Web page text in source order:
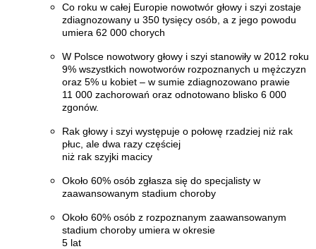
Co roku w całej Europie nowotwór głowy i szyi zostaje
zdiagnozowany u 350 tysięcy osób, a z jego powodu
umiera 62 000 chorych
W Polsce nowotwory głowy i szyi stanowiły w 2012 roku
9% wszystkich nowotworów rozpoznanych u mężczyzn
oraz 5% u kobiet – w sumie zdiagnozowano prawie
11 000 zachorowań oraz odnotowano blisko 6 000
zgonów.
Rak głowy i szyi występuje o połowę rzadziej niż rak
płuc, ale dwa razy częściej
niż rak szyjki macicy
Około 60% osób zgłasza się do specjalisty w
zaawansowanym stadium choroby
Około 60% osób z rozpoznanym zaawansowanym
stadium choroby umiera w okresie
5 lat